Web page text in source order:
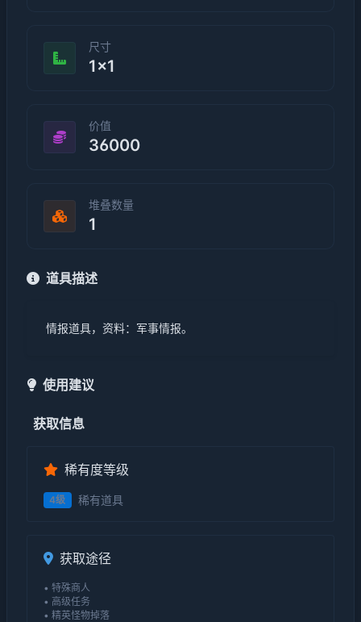
尺寸
1×1
价值
36000
堆叠数量
1
道具描述
情报道具，资料：军事情报。
使用建议
获取信息
稀有度等级
4级 稀有道具
获取途径
• 特殊商人
• 高级任务
• 精英怪物掉落